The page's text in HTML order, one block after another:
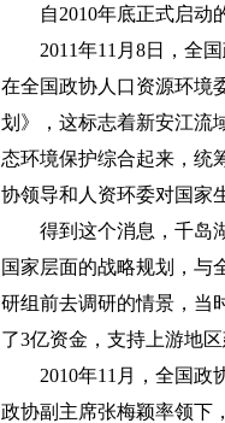
自2010年底正式启动
2011年11月8日，全
在全国政协人口资源环境
划》，这标志着新安江流
态环境保护综合起来，统
协领导和人资环委对国家
得到这个消息，千岛
国家层面的战略规划，与
研组前去调研的情景，当
了3亿资金，支持上游地
2010年11月，全国
政协副主席张梅颖率领下